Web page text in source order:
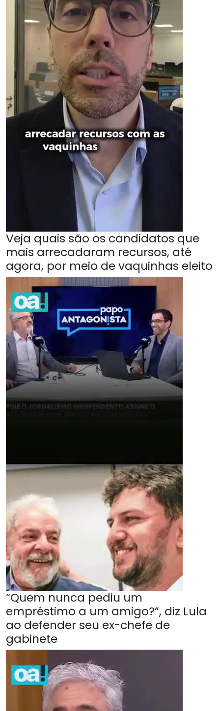
Veja quais são os candidatos que
mais arrecadaram recursos, até
agora, por meio de vaquinhas eleito
“Quem nunca pediu um
empréstimo a um amigo?”, diz Lula
ao defender seu ex-chefe de
gabinete